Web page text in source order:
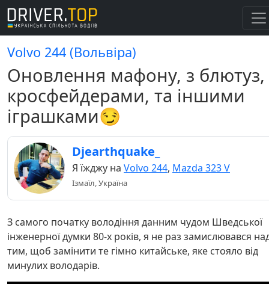
Volvo 244 (Вольвіра)
Оновлення мафону, з блютуз,
кросфейдерами, та іншими
іграшками😏
Djearthquake_
Я їжджу на Volvo 244, Mazda 323 V
Ізмаїл, Україна
З самого початку володіння данним чудом Шведської
інженерної думки 80-х років, я не раз замислювався
тим, щоб замінити те гімно китайське, яке стояло від
минулих володарів.